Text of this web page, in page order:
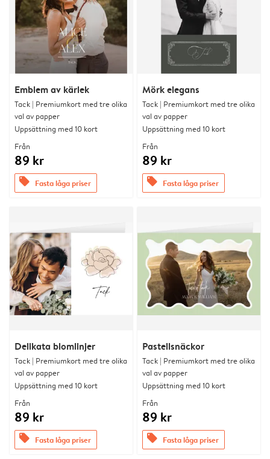
Emblem av kärlek
Tack | Premiumkort med tre olika
val av papper
Uppsättning med 10 kort
Från
89 kr
offers Fasta låga priser
Mörk elegans
Tack | Premiumkort med tre olika
val av papper
Uppsättning med 10 kort
Från
89 kr
offers Fasta låga priser
Delikata blomlinjer
Tack | Premiumkort med tre olika
val av papper
Uppsättning med 10 kort
Från
89 kr
offers Fasta låga priser
Pastellsnäckor
Tack | Premiumkort med tre olika
val av papper
Uppsättning med 10 kort
Från
89 kr
offers Fasta låga priser